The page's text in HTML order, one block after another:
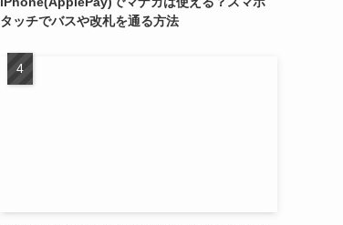
タッチでバスや改札を通る方法